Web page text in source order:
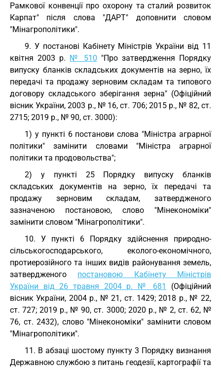
Рамкової конвенції про охорону та сталий розвиток
Карпат" після слова "ДАРТ" доповнити словом
"Мінагрополітики".
9. У постанові Кабінету Міністрів України від 11
квітня 2003 р. № 510 "Про затвердження Порядку
випуску бланків складських документів на зерно, їх
передачі та продажу зерновим складам та типового
договору складського зберігання зерна" (Офіційний
вісник України, 2003 р., № 16, ст. 706; 2015 р., № 82, ст.
2715; 2019 р., № 90, ст. 3000):
1) у пункті 6 постанови слова "Міністра аграрної
політики" замінити словами "Міністра аграрної
політики та продовольства";
2) у пункті 25 Порядку випуску бланків
складських документів на зерно, їх передачі та
продажу зерновим складам, затвердженого
зазначеною постановою, слово "Мінекономіки"
замінити словом "Мінагрополітики".
10. У пункті 6 Порядку здійснення природно-
сільськогосподарського, еколого-економічного,
протиерозійного та інших видів районування земель,
затвердженого постановою Кабінету Міністрів
України від 26 травня 2004 р. № 681
(Офіційний
вісник України, 2004 р., № 21, ст. 1429; 2018 р., № 22,
ст. 727; 2019 р., № 90, ст. 3000; 2020 р., № 2, ст. 62, №
76, ст. 2432), слово "Мінекономіки" замінити словом
"Мінагрополітики".
11. В абзаці шостому пункту 3 Порядку визнання
Державною службою з питань геодезії, картографії та